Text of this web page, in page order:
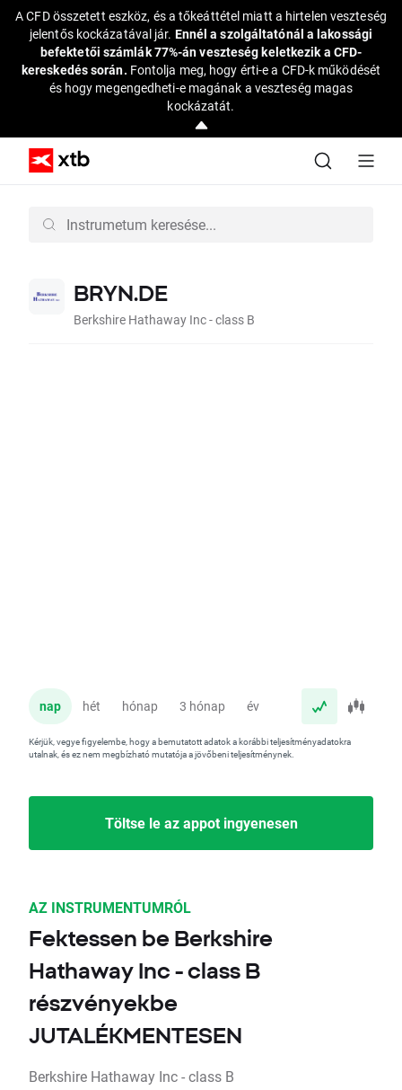
A CFD összetett eszköz, és a tőkeáttétel miatt a hirtelen veszteség
jelentős kockázatával jár. Ennél a szolgáltatónál a lakossági
befektetői számlák 77%-án veszteség keletkezik a CFD-
kereskedés során. Fontolja meg, hogy érti-e a CFD-k működését
és hogy megengedheti-e magának a veszteség magas
kockázatát.
BRYN.DE
Berkshire Hathaway Inc - class B
nap hét hónap 3 hónap év
Kérjük, vegye figyelembe, hogy a bemutatott adatok a korábbi teljesítményadatokra
utalnak, és ez nem megbízható mutatója a jövőbeni teljesítménynek.
Töltse le az appot ingyenesen
AZ INSTRUMENTUMRÓL
Fektessen be Berkshire
Hathaway Inc - class B
részvényekbe
JUTALÉKMENTESEN
Berkshire Hathaway Inc - class B